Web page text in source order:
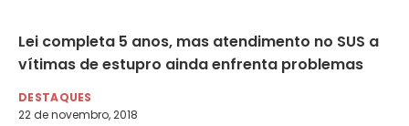
Lei completa 5 anos, mas atendimento no SUS a
vítimas de estupro ainda enfrenta problemas
DESTAQUES
22 de novembro, 2018